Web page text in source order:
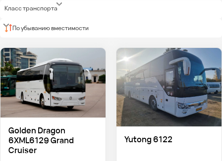
Класс транспорта
По убыванию вместимости
Golden Dragon
6XML6129 Grand
Cruiser
Yutong 6122